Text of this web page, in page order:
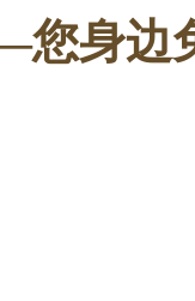
身边